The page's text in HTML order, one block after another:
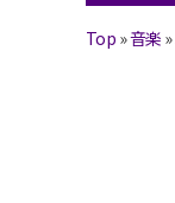
Top »音楽 »